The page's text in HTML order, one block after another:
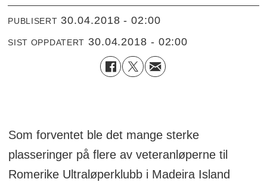
PUBLISERT 30.04.2018 - 02:00
SIST OPPDATERT 30.04.2018 - 02:00
Som forventet ble det mange sterke
plasseringer på flere av veteranløperne til
Romerike Ultraløperklubb i Madeira Island